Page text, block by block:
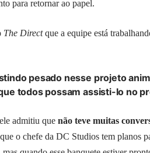
para retornar ao papel.
The Directque a equipe está
pesado nesse projeto
todos possam assisti-lo no
admitiu que não teve muitas
o chefe da DC Studios tem planos